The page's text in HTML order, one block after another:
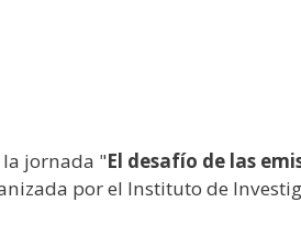
jornada "El desafío de las
por el Instituto de